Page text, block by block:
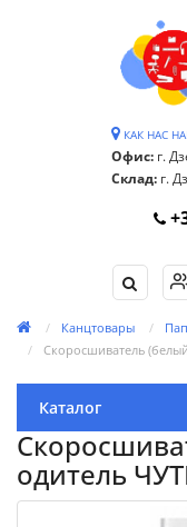
КАК НАС
Офис: г.
Склад: г.
Канцтовары
Скоросшиватель
Каталог
одитель